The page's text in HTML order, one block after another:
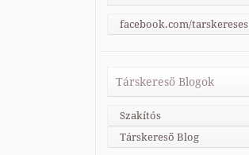
facebook.com/tarskereses
Társkereső Blogok
Szakítós
Társkereső Blog